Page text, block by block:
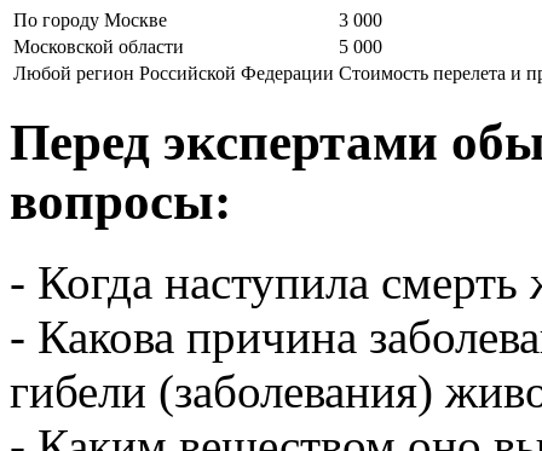
По городу Москве
3 000
Московской области
5 000
Любой регион Российской Федерации Стоимость перелета и
Перед экспертами
вопросы:
- Когда наступила смерть
- Какова причина
гибели (заболевания)